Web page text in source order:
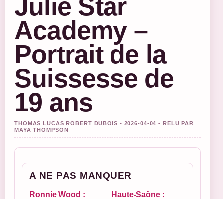
Julie Star
Academy –
Portrait de la
Suissesse de
19 ans
THOMAS LUCAS ROBERT DUBOIS • 2026-04-04 • RELU PAR
MAYA THOMPSON
A NE PAS MANQUER
Ronnie Wood :
Haute-Saône :